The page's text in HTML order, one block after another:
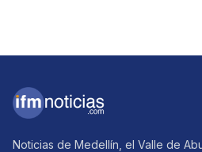
Noticias de Medellín, el Valle de